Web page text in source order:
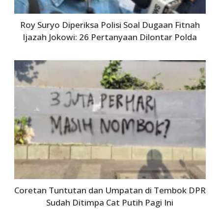
Roy Suryo Diperiksa Polisi Soal Dugaan Fitnah
Ijazah Jokowi: 26 Pertanyaan Dilontar Polda
Coretan Tuntutan dan Umpatan di Tembok DPR
Sudah Ditimpa Cat Putih Pagi Ini